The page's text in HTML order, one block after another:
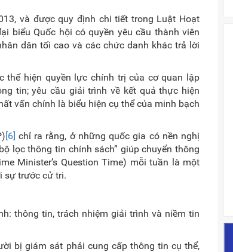
và được quy định chi tiết trong Luật Hoạt
biểu Quốc hội có quyền yêu cầu thành viên
dân tối cao và các chức danh khác trả lời
hiện quyền lực chính trị của cơ quan lập
tin; yêu cầu giải trình về kết quả thực hiện
vấn chính là biểu hiện cụ thể của minh bạch
[6] chỉ ra rằng, ở những quốc gia có nền nghị
lọc thông tin chính sách” giúp chuyển thông
Minister’s Question Time) mỗi tuần là một
sự trước cử tri.
thông tin, trách nhiệm giải trình và niềm tin
bị giám sát phải cung cấp thông tin cụ thể,